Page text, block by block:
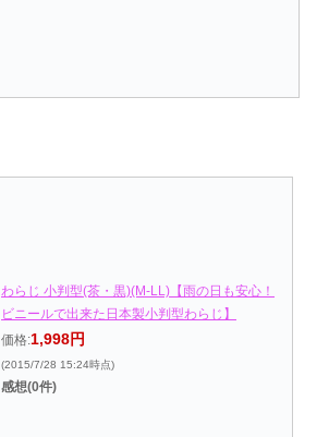
わらじ 小判型(茶・黒)(M-LL)【雨の日も安心！
ビニールで出来た日本製小判型わらじ】
価格:1,998円
(2015/7/28 15:24時点)
感想(0件)